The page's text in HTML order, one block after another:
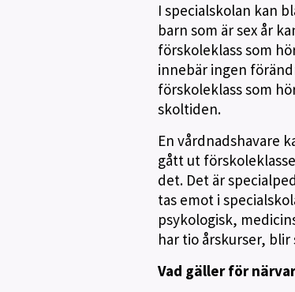
I specialskolan kan
barn som är sex år
förskoleklass som
innebär ingen
förskoleklass som
skoltiden.
En vårdnadshavare
gått ut
det. Det är
tas emot i
psykologisk,
har tio årskurser,
Vad gäller för